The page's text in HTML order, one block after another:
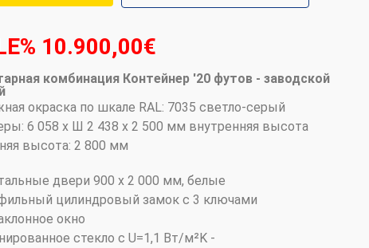
10.900,00€
комбинация Контейнер '20 футов - заводской
окраска по шкале RAL: 7035 светло-серый
6 058 x Ш 2 438 x 2 500 мм внутренняя высота
высота: 2 800 мм
двери 900 x 2 000 мм, белые
цилиндровый замок с 3 ключами
окно
стекло с U=1,1 Вт/м²K -